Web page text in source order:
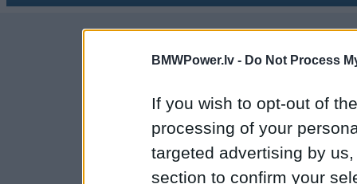
BMWPower.lv - Do Not Process
If you wish to opt-out of
processing of your
targeted advertising by
section to confirm your